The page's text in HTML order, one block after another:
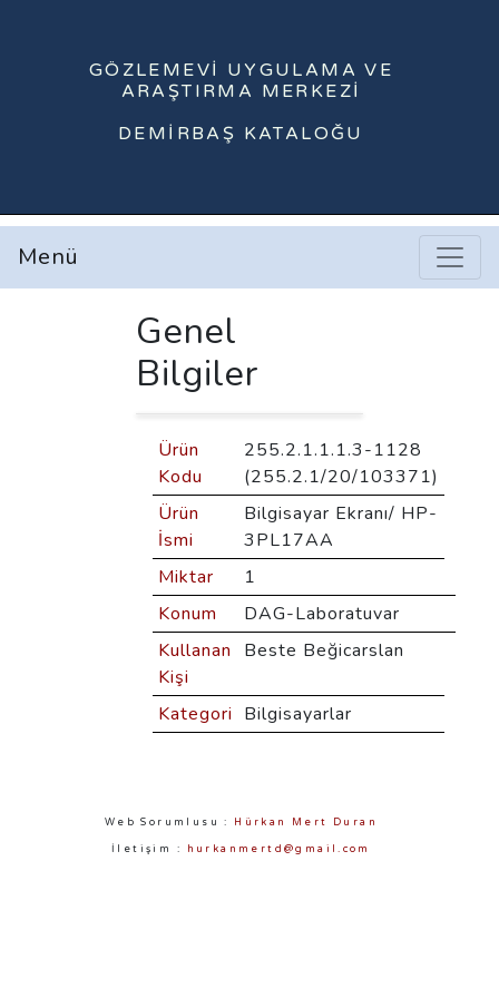
GÖZLEMEVI UYGULAMA VE
ARAŞTIRMA MERKEZI
DEMIRBAŞ KATALOĞU
Menü
Genel
Bilgiler
Ürün
Kodu
255.2.1.1.1.3-1128
(255.2.1/20/103371)
Ürün
İsmi
Bilgisayar Ekranı/ HP-
3PL17AA
Miktar
1
Konum
DAG-Laboratuvar
Kullanan
Kişi
Beste Beğicarslan
Kategori Bilgisayarlar
Web Sorumlusu : Hürkan Mert Duran
İletişim : hurkanmertd@gmail.com